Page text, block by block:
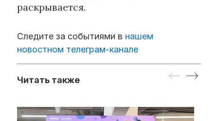
раскрывается.
Следите за событиями в нашем
новостном телеграм-канале
Читать также